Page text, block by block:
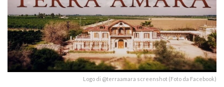
Logo di @terraamara screenshot (Foto da Facebook)